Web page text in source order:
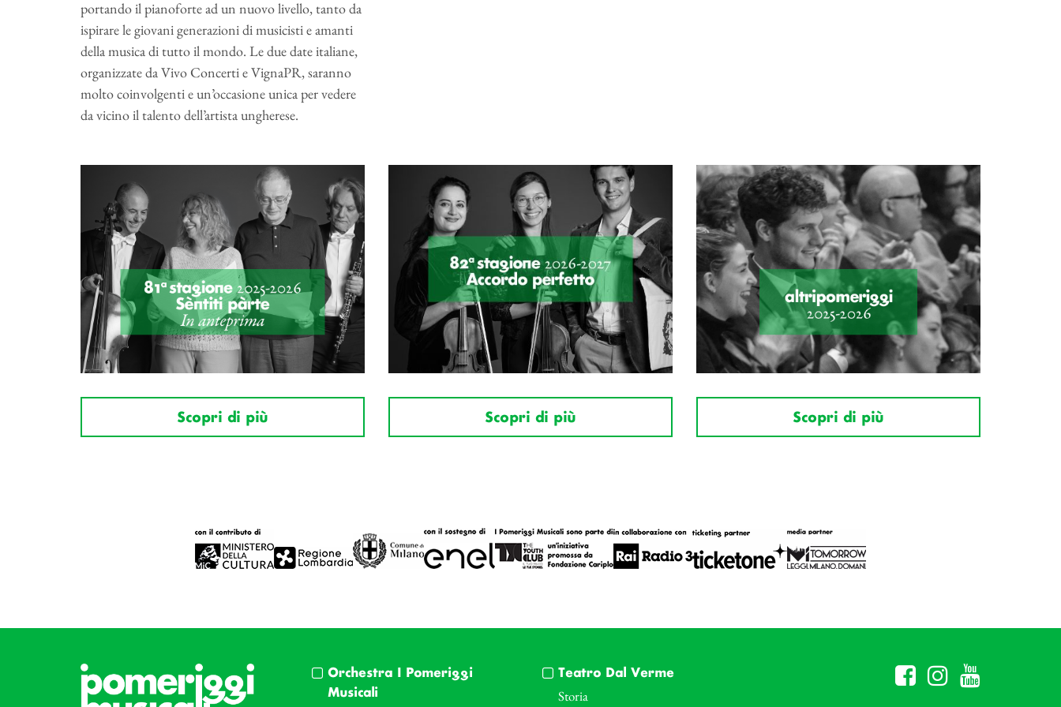
portando il pianoforte ad un nuovo livello, tanto da
ispirare le giovani generazioni di musicisti e amanti
della musica di tutto il mondo. Le due date italiane,
organizzate da Vivo Concerti e VignaPR, saranno
molto coinvolgenti e un’occasione unica per vedere
da vicino il talento dell’artista ungherese.
Scopri di più Scopri di più Scopri di più
Orchestra I Pomeriggi
Musicali
Teatro Dal Verme
Storia